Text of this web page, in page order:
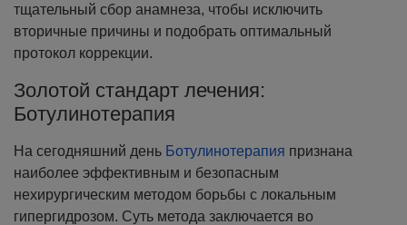
тщательный сбор анамнеза, чтобы исключить
вторичные причины и подобрать оптимальный
протокол коррекции.
Золотой стандарт лечения:
Ботулинотерапия
На сегодняшний день Ботулинотерапия признана
наиболее эффективным и безопасным
нехирургическим методом борьбы с локальным
гипергидрозом. Суть метода заключается во